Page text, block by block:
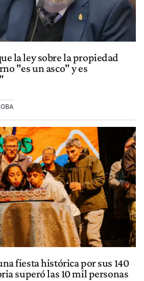
la ley sobre la propiedad
"es un asco" y es
fiesta histórica por sus 140
superó las 10 mil personas